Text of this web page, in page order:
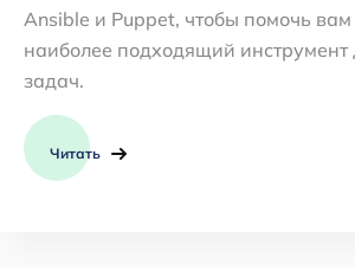
Ansible и Puppet, чтобы помочь
наиболее подходящий
задач.
Читать